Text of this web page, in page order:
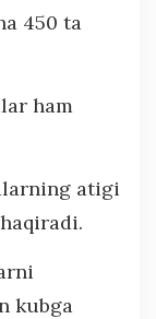
450 ta
ham
atigi
kubga